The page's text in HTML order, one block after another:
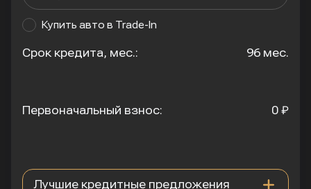
Купить авто в Trade-In
Срок кредита, мес.: 96 мес.
Первоначальный взнос: 0 ₽
Лучшие кредитные предложения